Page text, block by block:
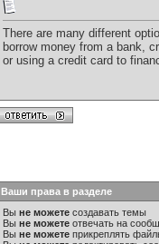
There are many different
borrow money from a bank,
or using a credit card to
Ваши права в разделе
Вы не можете создавать темы
Вы не можете отвечать на
Вы не можете прикреплять